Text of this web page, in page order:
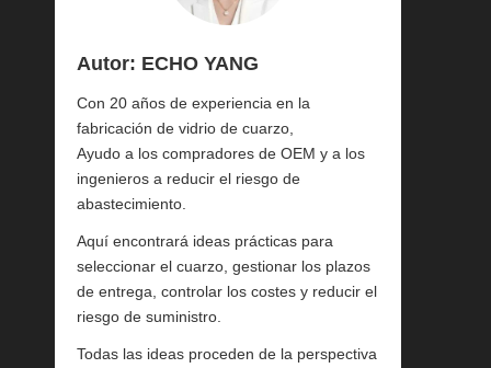
Autor: ECHO YANG
Con 20 años de experiencia en la
fabricación de vidrio de cuarzo,
Ayudo a los compradores de OEM y a los
ingenieros a reducir el riesgo de
abastecimiento.
Aquí encontrará ideas prácticas para
seleccionar el cuarzo, gestionar los plazos
de entrega, controlar los costes y reducir el
riesgo de suministro.
Todas las ideas proceden de la perspectiva